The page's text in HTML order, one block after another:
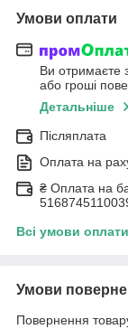
Умови оплати
Ви отримаєте
або гроші
Детальніше
Післяплата
Оплата на
₴ Оплата на
Всі умови оплати
Умови
Повернення